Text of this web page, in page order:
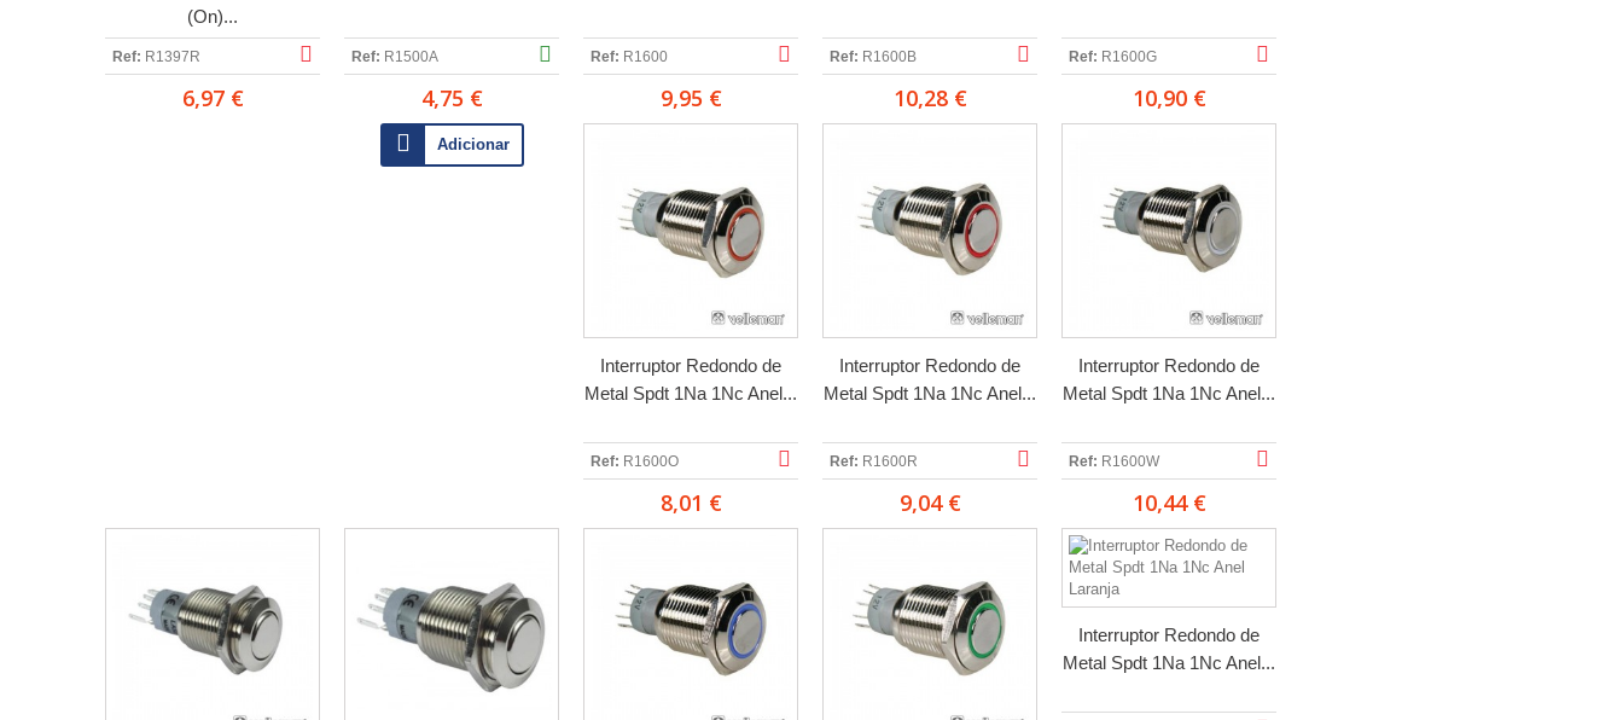
(On)...
Ref: R1397R
6,97 €
Ref: R1500A
4,75 €
Adicionar
Ref: R1600
9,95 €
Ref: R1600B
10,28 €
Ref: R1600G
10,90 €
Interruptor Redondo de
Metal Spdt 1Na 1Nc Anel...
Ref: R1600O
8,01 €
Interruptor Redondo de
Metal Spdt 1Na 1Nc Anel...
Ref: R1600R
9,04 €
Interruptor Redondo de
Metal Spdt 1Na 1Nc Anel...
Ref: R1600W
10,44 €
Interruptor Redondo de
Metal Spdt 1Na 1Nc Anel...